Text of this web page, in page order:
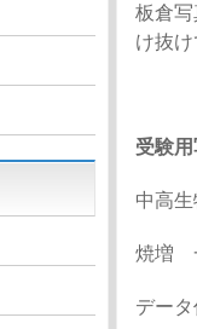
板倉写
け抜け
受験
中高
焼増
デー